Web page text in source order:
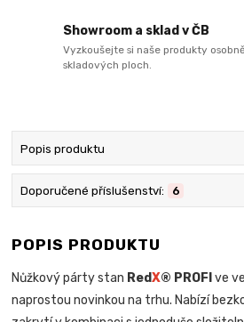
Showroom a sklad v ČB
Vyzkoušejte si naše produkty
skladových ploch.
Popis produktu
Doporučené příslušenství: 6
POPIS PRODUKTU
Nůžkový párty stan RedX® PROFI ve
naprostou novinkou na trhu. Nabízí